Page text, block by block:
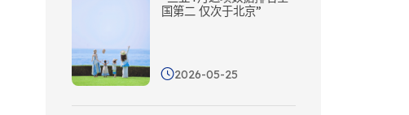
国第二 仅次于北京”
2026-05-25